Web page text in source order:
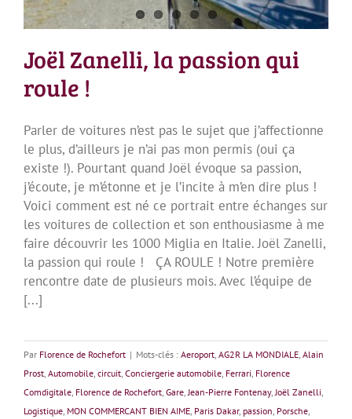
Joël Zanelli, la passion qui
roule !
Parler de voitures n’est pas le sujet que j’affectionne
le plus, d’ailleurs je n’ai pas mon permis (oui ça
existe !). Pourtant quand Joël évoque sa passion,
j’écoute, je m’étonne et je l’incite à m’en dire plus !
Voici comment est né ce portrait entre échanges sur
les voitures de collection et son enthousiasme à me
faire découvrir les 1000 Miglia en Italie. Joël Zanelli,
la passion qui roule ! ÇA ROULE ! Notre première
rencontre date de plusieurs mois. Avec l’équipe de
[...]
Par Florence de Rochefort | Mots-clés : Aeroport, AG2R LA MONDIALE, Alain
Prost, Automobile, circuit, Conciergerie automobile, Ferrari, Florence
Comdigitale, Florence de Rochefort, Gare,Jean-Pierre Fontenay,Joël Zanelli,
Logistique, MON COMMERCANT BIEN AIME, Paris Dakar, passion, Porsche,